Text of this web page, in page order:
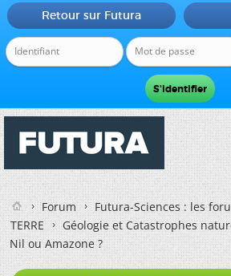
Retour sur Futura
Forum
Futura-Sciences : les
TERRE
Géologie et Catastrophes
Nil ou Amazone ?